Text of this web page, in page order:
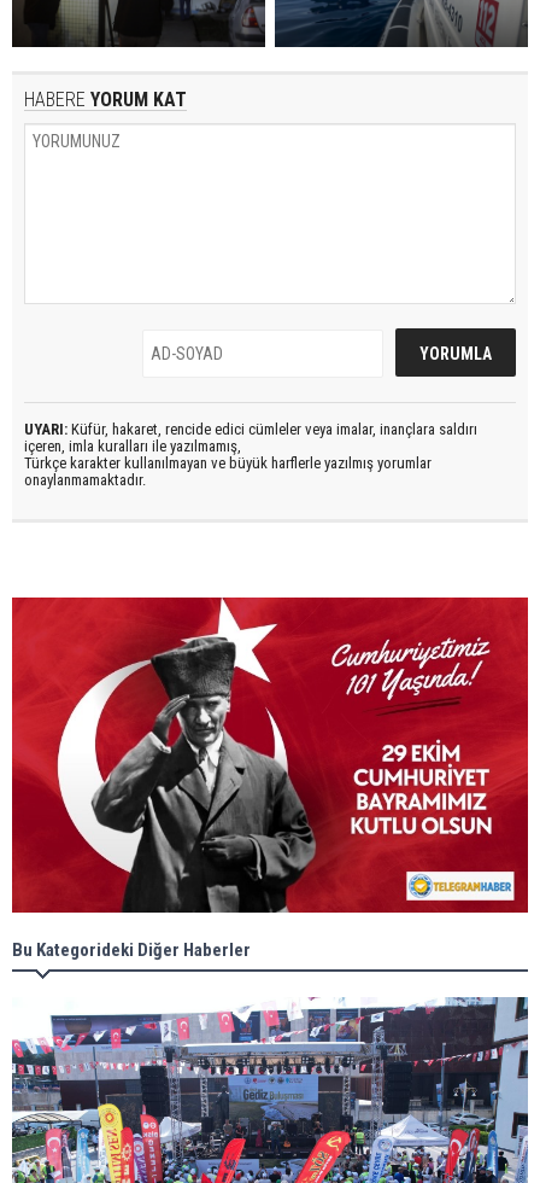
HABERE YORUM KAT
UYARI: Küfür, hakaret, rencide edici cümleler veya imalar, inançlara saldırı
içeren, imla kuralları ile yazılmamış,
Türkçe karakter kullanılmayan ve büyük harflerle yazılmış yorumlar
onaylanmamaktadır.
Bu Kategorideki Diğer Haberler